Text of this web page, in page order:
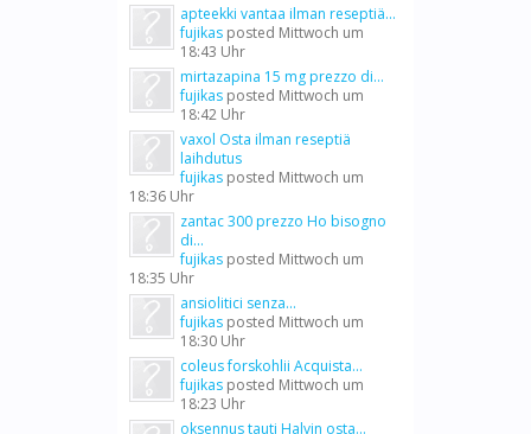
apteekki vantaa ilman reseptiä...
fujikas posted Mittwoch um
18:43 Uhr
mirtazapina 15 mg prezzo di...
fujikas posted Mittwoch um
18:42 Uhr
vaxol Osta ilman reseptiä
laihdutus
fujikas posted Mittwoch um
18:36 Uhr
zantac 300 prezzo Ho bisogno
di...
fujikas posted Mittwoch um
18:35 Uhr
ansiolitici senza...
fujikas posted Mittwoch um
18:30 Uhr
coleus forskohlii Acquista...
fujikas posted Mittwoch um
18:23 Uhr
oksennus tauti Halvin osta...